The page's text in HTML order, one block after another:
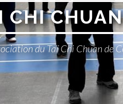
CHI
du Taï Chi Chuan de